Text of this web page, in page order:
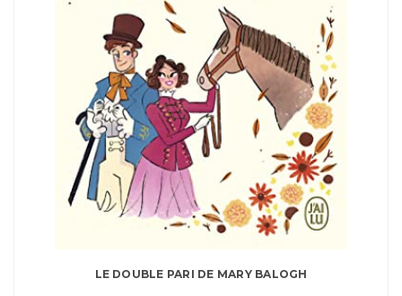
LE DOUBLE PARI DE MARY BALOGH